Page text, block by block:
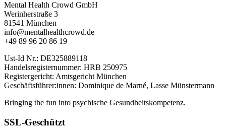
Mental Health Crowd GmbH
Werinherstraße 3
81541 München
info@mentalhealthcrowd.de
+49 89 96 20 86 19
Ust-Id Nr.: DE325889118
Handelsregisternummer: HRB 250975
Registergericht: Amtsgericht München
Geschäftsführer:innen: Dominique de Marné, Lasse Münstermann
Bringing the fun into psychische Gesundheitskompetenz.
SSL-Geschützt